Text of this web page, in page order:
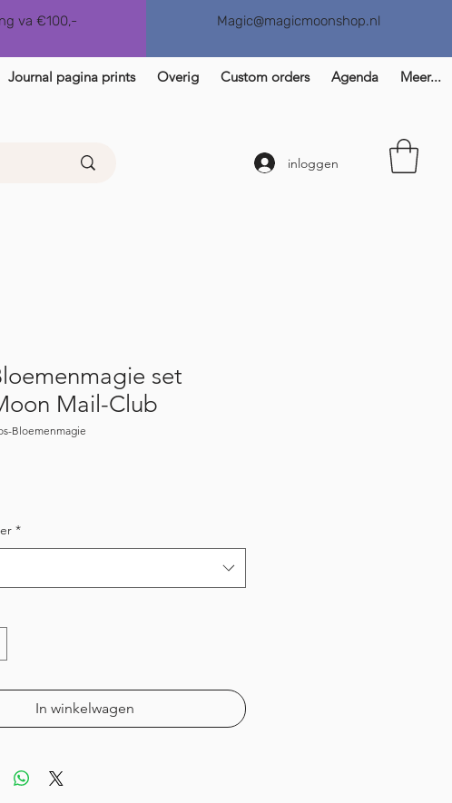
va €100,- Magic@magicmoonshop.nl
Journal pagina prints Overig Custom orders Agenda Meer...
inloggen
set
Mail-Club
Bloemenmagie
*
In winkelwagen